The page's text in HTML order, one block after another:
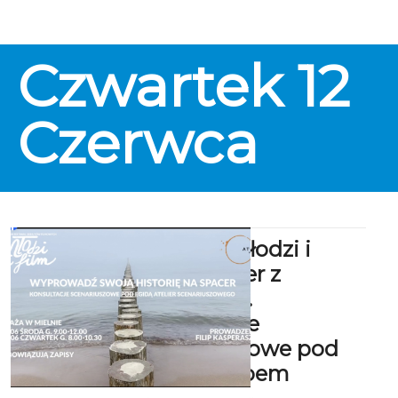
że słownictwo powoli znika z
pamięci? Planujesz wyjazd za
granicę i chcesz się przygotować,
a próby namówienia znajomych
zawsze kończyły się
niepowodzeniem?
Czwartek 12
Czerwca
Festiwal Młodzi i
Film: Spacer z
pomysłem.
Konsultacje
scenariuszowe pod
gołym niebem